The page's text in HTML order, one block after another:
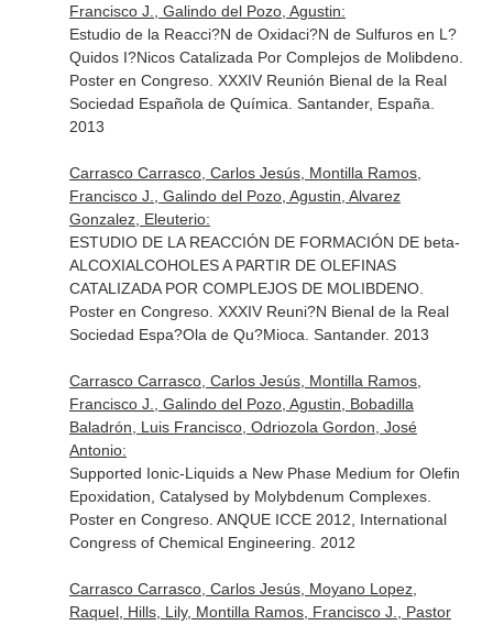
Francisco J., Galindo del Pozo, Agustin:
Estudio de la Reacci?N de Oxidaci?N de Sulfuros en L?
Quidos I?Nicos Catalizada Por Complejos de Molibdeno.
Poster en Congreso. XXXIV Reunión Bienal de la Real
Sociedad Española de Química. Santander, España.
2013
Carrasco Carrasco, Carlos Jesús, Montilla Ramos,
Francisco J., Galindo del Pozo, Agustin, Alvarez
Gonzalez, Eleuterio:
ESTUDIO DE LA REACCIÓN DE FORMACIÓN DE beta-
ALCOXIALCOHOLES A PARTIR DE OLEFINAS
CATALIZADA POR COMPLEJOS DE MOLIBDENO.
Poster en Congreso. XXXIV Reuni?N Bienal de la Real
Sociedad Espa?Ola de Qu?Mioca. Santander. 2013
Carrasco Carrasco, Carlos Jesús, Montilla Ramos,
Francisco J., Galindo del Pozo, Agustin, Bobadilla
Baladrón, Luis Francisco, Odriozola Gordon, José
Antonio:
Supported Ionic-Liquids a New Phase Medium for Olefin
Epoxidation, Catalysed by Molybdenum Complexes.
Poster en Congreso. ANQUE ICCE 2012, International
Congress of Chemical Engineering. 2012
Carrasco Carrasco, Carlos Jesús, Moyano Lopez,
Raquel, Hills, Lily, Montilla Ramos, Francisco J., Pastor